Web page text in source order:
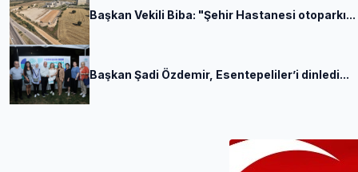
Başkan Vekili Biba: "Şehir Hastanesi otoparkı...
Başkan Şadi Özdemir, Esentepeliler’i dinledi...